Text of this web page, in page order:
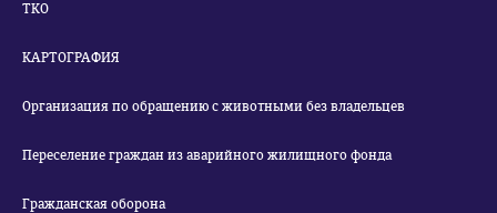
ТКО
КАРТОГРАФИЯ
Организация по обращению с животными без владельцев
Переселение граждан из аварийного жилищного фонда
Гражданская оборона